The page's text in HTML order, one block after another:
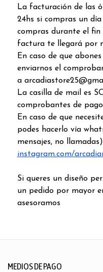
La facturación de las
24hs si compras un
compras durante el fin
factura te llegará por
En caso de que
enviarnos el
a
La casilla de mail es
comprobantes de pago
En caso de que
podes hacerlo vía
mensajes, no
instagram.com/
Si queres un diseño
un pedido por mayor
asesoramos
MEDIOS DE PAGO